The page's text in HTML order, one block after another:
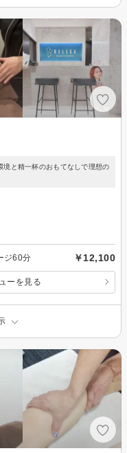
境と精一杯のおもてなしで理想の
ジ60分 ￥12,100
ーを見る